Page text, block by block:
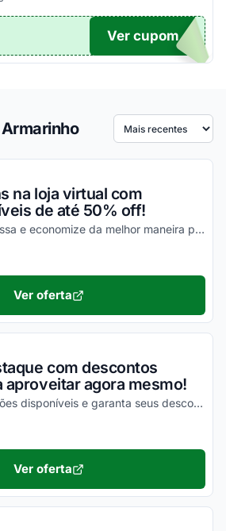
TICO
Ver cupom
Ordenar por
na loja virtual com
de até 50% off!
Não fique de fora dessa e economize da melhor maneira possível!
Ver oferta
com descontos
aproveitar agora mesmo!
Confira todas as opções disponíveis e garanta seus descontos!
Ver oferta